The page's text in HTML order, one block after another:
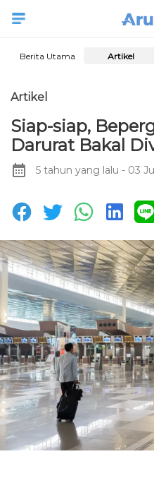
Berita Utama Artikel
Artikel
Siap-siap,
Darurat Bakal
5 tahun yang lalu - 03